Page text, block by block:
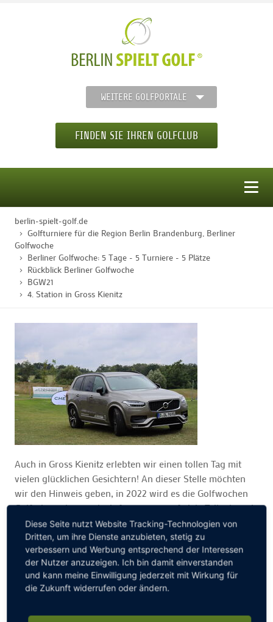
WEITERE GOLFPORTALE
FINDEN SIE IHREN GOLFCLUB
STARTSEITE
GOLFREGION
MITGLIEDSCHAFT
GOLF NEWS
GOLFEINSTEIGER
GOLFHOTELS
berlin-spielt-golf.de
Golfturniere für die Region Berlin Brandenburg, Berliner
Golfwoche
Berliner Golfwoche: 5 Tage - 5 Turniere - 5 Plätze
Rückblick Berliner Golfwoche
BGW21
4. Station in Gross Kienitz
Auch in Gross Kienitz erlebten wir einen tollen Tag mit
vielen glücklichen Gesichtern! An dieser Stelle möchten
wir den Hinweis geben, in 2022 wird es die Golfwochen
Golfreise geben und wir freuen uns auf viele Teilnehmer!
Wir planen gemeinsam mit Thomas Duppke eine
Gruppenreise für Euch nach La Gomera. Hier schon
einmal vorab ein paar Infos.
Leistungsumfang:04. – 09. Mai 2022 (geplant),
Transfers ab Ableger Los Cristianos auf Teneriffa – auch
Diese Seite nutzt Website Tracking-Technologien von
Dritten, um ihre Dienste anzubieten, stetig zu
verbessern und Werbung entsprechend der Interessen
der Nutzer anzuzeigen. Ich bin damit einverstanden
und kann meine Einwilligung jederzeit mit Wirkung für
die Zukunft widerrufen oder ändern.